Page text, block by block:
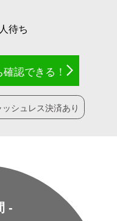
ッシュレス決済あり
確認できる！
-